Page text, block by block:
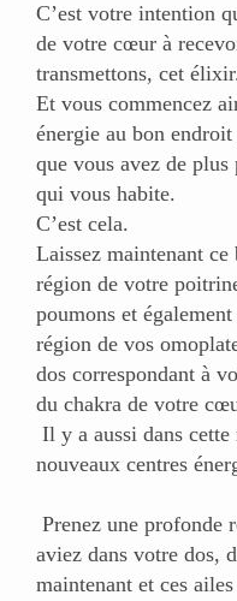
C’est votre intention
de votre cœur à
transmettons, cet
Et vous commencez
énergie au bon
que vous avez de plus
qui vous habite.
C’est cela.
Laissez maintenant
région de votre
poumons et
région de vos
dos correspondant à
du chakra de votre
Il y a aussi dans
nouveaux centres
Prenez une profonde
aviez dans votre dos,
maintenant et ces